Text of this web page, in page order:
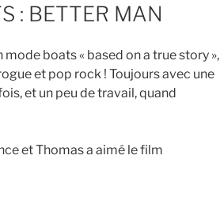
: BETTER MAN
boats « based on a true story »,
et pop rock ! Toujours avec une
et un peu de travail, quand
et Thomas a aimé le film